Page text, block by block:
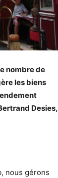
nombre de
les biens
Desies,
nous gérons